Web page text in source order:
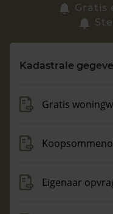
Zoek een woning
Maandag t/m vrijdag
Gratis
Kadastrale
Gratis
Eigenaar